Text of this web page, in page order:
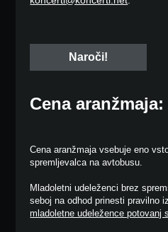
Cena aranžmaja:
Cena aranžmaja vsebuje eno
spremljevalca na avtobusu.
Mladoletni udeleženci brez
seboj na odhod prinesti pravilno
mladoletne udeležence potovanj